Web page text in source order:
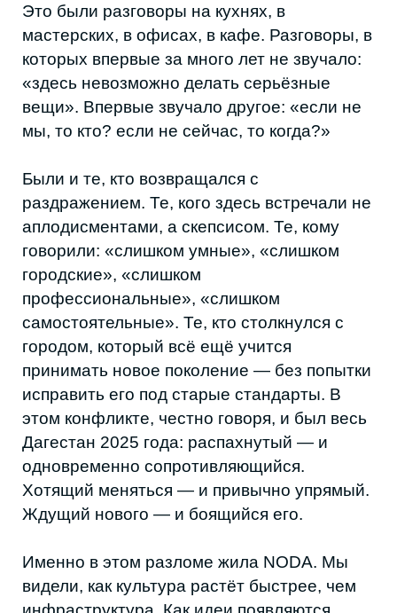
городом, который всё ещё учится
принимать новое поколение — без попытки
исправить его под старые стандарты. В
этом конфликте, честно говоря, и был весь
Дагестан 2025 года: распахнутый — и
одновременно сопротивляющийся.
Хотящий меняться — и привычно упрямый.
Именно в этом разломе жила NODA. Мы
видели, как культура растёт быстрее, чем
инфраструктура. Как идеи появляются
быстрее, чем появляются помещения, где
им было бы место. Как люди взрослеют
быстрее, чем город успевает
перестроиться. Как каждый, кто делает,
делает «вперёд реальности» — с риском, с
усталостью, без сетки безопасности. Но
всё равно делает.
Это был год, когда стало понятно: уезжать
за подтверждением больше нет смысла.
Потому что подтверждение, которое
действительно важно, — внутреннее. И оно
приходит только в момент столкновения с
правдой. С пониманием, что дом — это не
то, что тебя поддерживает. Дом — это то,
2025 стал годом, когда мы отказались от
роли «гостей у жизни» и впервые повели